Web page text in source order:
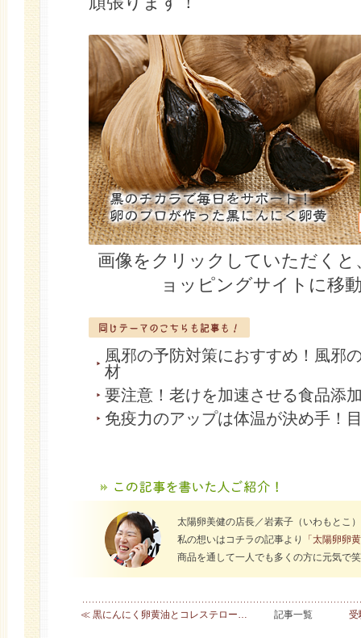
画像をクリックしていただくと
ョッピングサイトに移
風邪の予防対策におすすめ！風邪
材
要注意！老けを加速させる食品添
免疫力のアップは体温が決め手！
太陽卵美健の店長／岩素子（いわもとこ
私の想いはコチラの記事より
「太陽卵卵
商品を通して一人でも多くの方に元気で
≪ 黒にんにく卵黄油とコレステロー… 記事一覧 受